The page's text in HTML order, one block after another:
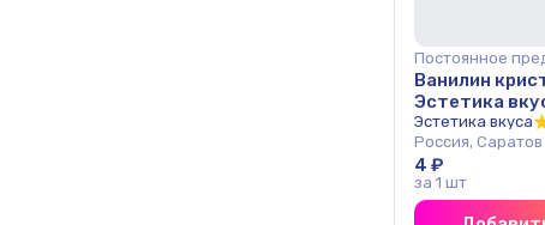
Постоянное
Ванилин
Эстетика
Эстетика вкуса
Россия, Саратов
4 ₽
за 1 шт